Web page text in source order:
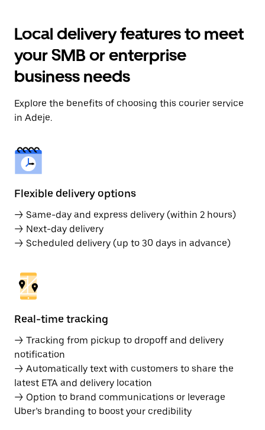
Local delivery features to meet
your SMB or enterprise
business needs
Explore the benefits of choosing this courier service
in Adeje.
Flexible delivery options
→ Same-day and express delivery (within 2 hours)
→ Next-day delivery
→ Scheduled delivery (up to 30 days in advance)
Real-time tracking
→ Tracking from pickup to dropoff and delivery
notification
→ Automatically text with customers to share the
latest ETA and delivery location
→ Option to brand communications or leverage
Uber’s branding to boost your credibility